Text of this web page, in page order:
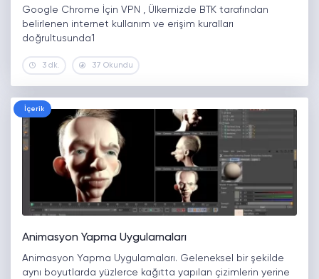
Google Chrome İçin VPN , Ülkemizde BTK tarafından
belirlenen internet kullanım ve erişim kuralları
doğrultusunda1
3 dk. 37 Okundu
İçerik
Animasyon Yapma Uygulamaları
Animasyon Yapma Uygulamaları. Geleneksel bir şekilde
aynı boyutlarda yüzlerce kağıtta yapılan çizimlerin yerine